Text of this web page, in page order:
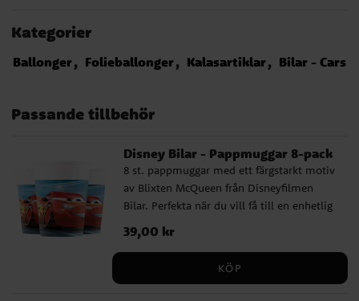
Kategorier
Ballonger Folieballonger Kalasartiklar Bilar - Cars
Passande tillbehör
Disney Bilar - Pappmuggar 8-pack
8 st. pappmuggar med ett färgstarkt motiv
av Blixten McQueen från Disneyfilmen
Bilar. Perfekta när du vill få till en enhetlig
och rolig dukning på kalaset med Bilar-
tema. Muggarna är tillverkade av
10 cm höga och rymmer ca 200 ml.
Pris:39,00 kr
39,00 kr
KÖP